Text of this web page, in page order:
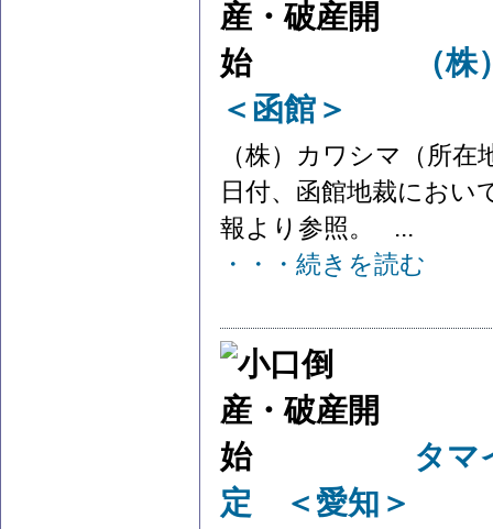
（
＜函館＞
（株）カワシマ（所
日付、函館地裁にお
報より参照。 ...
・・・続きを読む
タマ
定 ＜愛知＞